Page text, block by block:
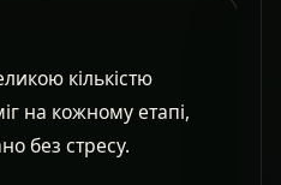
кількістю
на кожному етапі,
без стресу.